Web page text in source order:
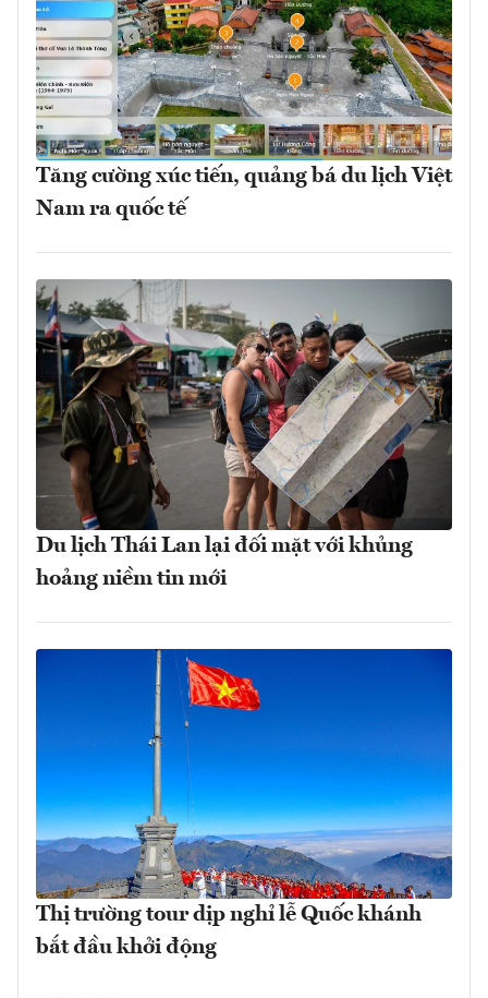
Tăng cường xúc tiến, quảng bá du lịch Việt
Nam ra quốc tế
Du lịch Thái Lan lại đối mặt với khủng
hoảng niềm tin mới
Thị trường tour dịp nghỉ lễ Quốc khánh
bắt đầu khởi động